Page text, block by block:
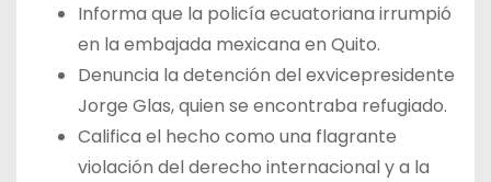
Informa que la policía ecuatoriana irrumpió
en la embajada mexicana en Quito.
Denuncia la detención del exvicepresidente
Jorge Glas, quien se encontraba refugiado.
Califica el hecho como una flagrante
violación del derecho internacional y a la